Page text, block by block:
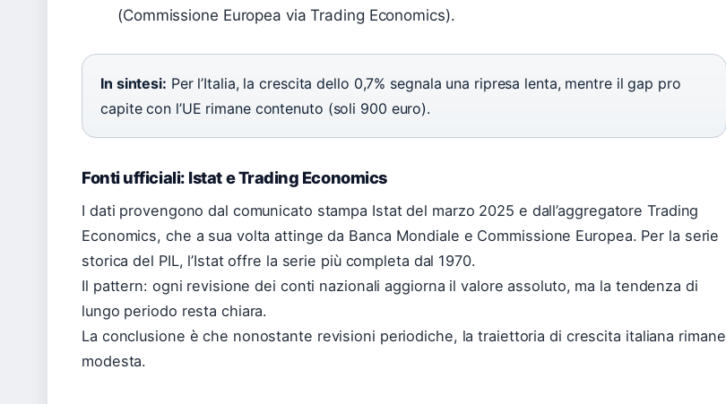
(Commissione Europea via Trading Economics).
In sintesi: Per l’Italia, la crescita dello 0,7% segnala una ripresa lenta, mentre il gap pro
capite con l’UE rimane contenuto (soli 900 euro).
Fonti ufficiali: Istat e Trading Economics
I dati provengono dal comunicato stampa Istat del marzo 2025 e dall’aggregatore Trading
Economics, che a sua volta attinge da Banca Mondiale e Commissione Europea. Per la serie
storica del PIL, l’Istat offre la serie più completa dal 1970.
Il pattern: ogni revisione dei conti nazionali aggiorna il valore assoluto, ma la tendenza di
lungo periodo resta chiara.
La conclusione è che nonostante revisioni periodiche, la traiettoria di crescita italiana rimane
modesta.